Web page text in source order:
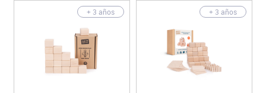
+ 3 años + 3 años